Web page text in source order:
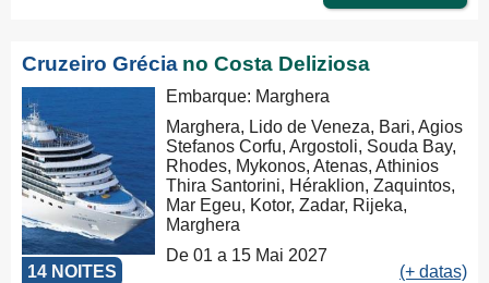
Cruzeiro Grécia no Costa Deliziosa
14 NOITES
Embarque: Marghera
Marghera, Lido de Veneza, Bari, Agios
Stefanos Corfu, Argostoli, Souda Bay,
Rhodes, Mykonos, Atenas, Athinios
Thira Santorini, Héraklion, Zaquintos,
Mar Egeu, Kotor, Zadar, Rijeka,
Marghera
De 01 a 15 Mai 2027
(+ datas)